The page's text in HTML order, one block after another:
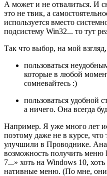
А может и не отвалиться. И
это не твик, а
используется вместо
подсистему Win32... то тут
Так что выбор, на мой взгляд,
пользоваться
которые в любой
сомневайтесь :)
пользоваться удобной
а ничего. Она всегда
Например. Я уже много лет
поэтому даже не в курсе,
улучшили в Проводнике.
возможность получить меню
7...» хоть на Windows 10,
нативные меню. (По мне, они